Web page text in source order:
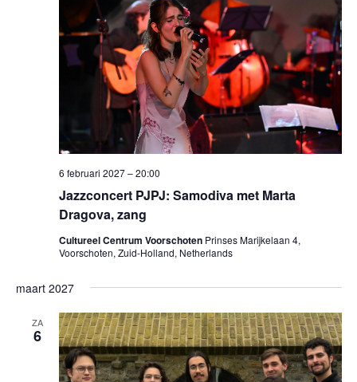
Jazzconcert PJPJ: Samodiva met Marta
Dragova, zang
6 februari 2027 – 20:00
Cultureel Centrum Voorschoten Prinses Marijkelaan 4,
Voorschoten, Zuid-Holland, Netherlands
maart 2027
ZA
6